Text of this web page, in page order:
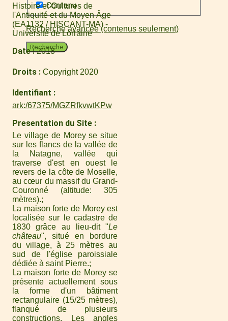
Contenu
Recherche avancée (contenus seulement)
Recherche
Histoire et Cultures de
l'Antiquité et du Moyen Âge
(EA1132 / HISCANT-MA) -
Université de Lorraine
Date 2018
Droits Copyright 2020
Identifiant
ark:/67375/MGZRfkvwtKPw
Presentation du Site
Le village de Morey se situe
sur les flancs de la vallée de
la Natagne, vallée qui
traverse d'est en ouest le
revers de la côte de Moselle,
au cœur du massif du Grand-
Couronné (altitude: 305
mètres).
La maison forte de Morey est
localisée sur le cadastre de
1830 grâce au lieu-dit "Le
château", situé en bordure
du village, à 25 mètres au
sud de l'église paroissiale
dédiée à saint Pierre.
La maison forte de Morey se
présente actuellement sous
la forme d'un bâtiment
rectangulaire (15/25 mètres),
flanqué de plusieurs
constructions. Les angles